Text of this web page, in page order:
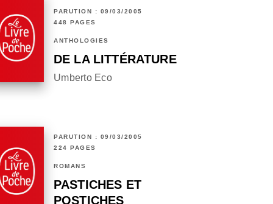
PARUTION : 09/03/2005
448 PAGES
ANTHOLOGIES
DE LA LITTÉRATURE
Umberto Eco
PARUTION : 09/03/2005
224 PAGES
ROMANS
PASTICHES ET
POSTICHES